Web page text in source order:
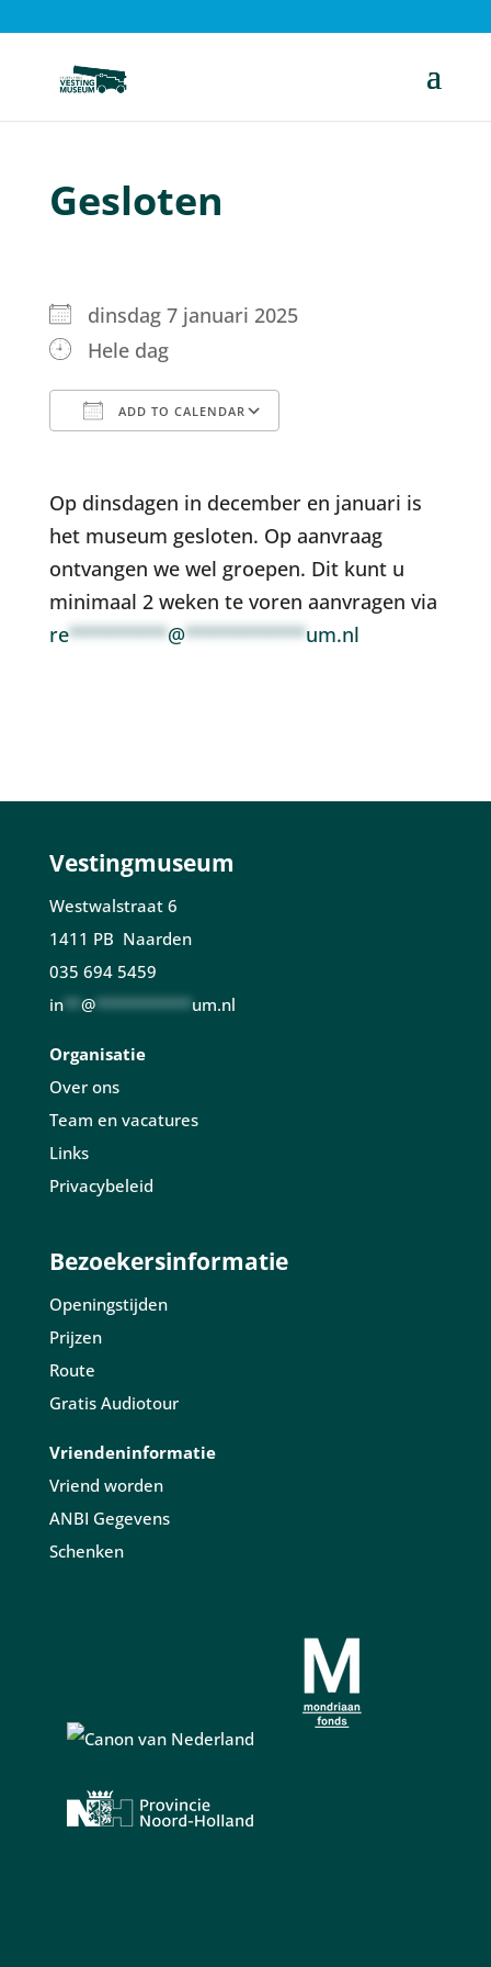
Gesloten
dinsdag 7 januari 2025
Hele dag
ADD TO CALENDAR
Op dinsdagen in december en januari is
het museum gesloten. Op aanvraag
ontvangen we wel groepen. Dit kunt u
minimaal 2 weken te voren aanvragen via
re*********@***********um.nl
Vestingmuseum
Westwalstraat 6
1411 PB Naarden
035 694 5459
in** @*********** um.nl
Organisatie
Over ons
Team en vacatures
Links
Privacybeleid
Bezoekersinformatie
Openingstijden
Prijzen
Route
Gratis Audiotour
Vriendeninformatie
Vriend worden
ANBI Gegevens
Schenken